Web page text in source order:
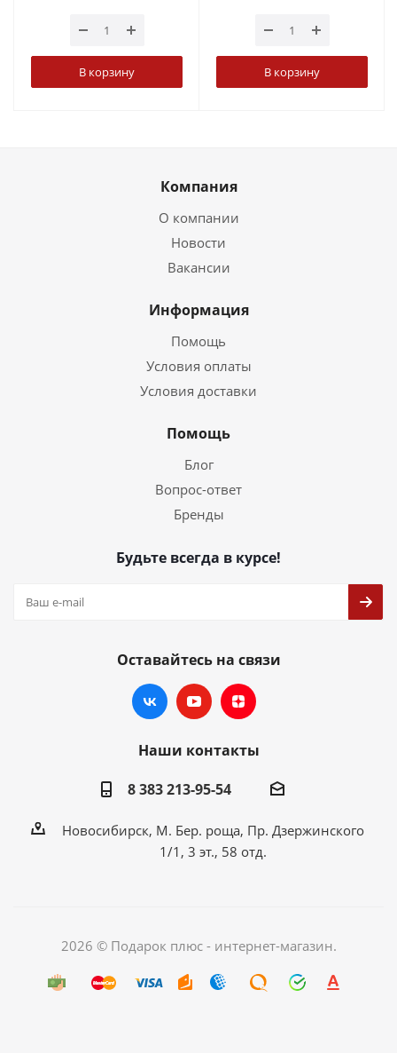
В корзину В корзину
Компания
О компании
Новости
Вакансии
Информация
Помощь
Условия оплаты
Условия доставки
Помощь
Блог
Вопрос-ответ
Бренды
Будьте всегда в курсе!
Оставайтесь на связи
Наши контакты
8 383 213-95-54
Новосибирск, М. Бер. роща, Пр. Дзержинского
1/1, 3 эт., 58 отд.
2026 © Подарок плюс - интернет-магазин.